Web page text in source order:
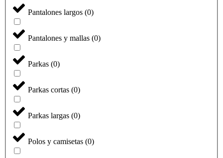
Pantalones largos (0)
Pantalones y mallas (0)
Parkas (0)
Parkas cortas (0)
Parkas largas (0)
Polos y camisetas (0)